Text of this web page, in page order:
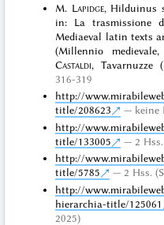
M. Lapidge, Hilduinus
in: La trasmissione
Mediaeval latin texts
(Millennio
Castaldi, Tavarnuzze
316-319
http://
title/208623
keine
http://
title/133005
2
http://
title/5785
2 Hss.
http://
hierarchia-title/125061
2025)